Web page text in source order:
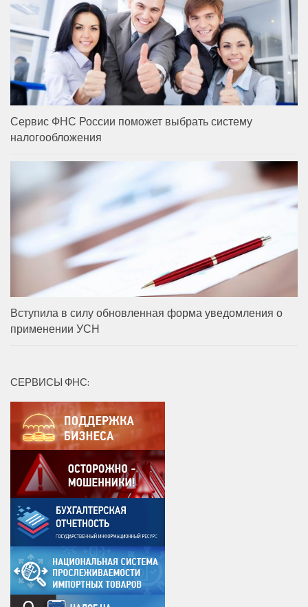
Сервис ФНС России поможет выбрать систему
налогообложения
Вступила в силу обновленная форма уведомления о
применении УСН
СЕРВИСЫ ФНС: